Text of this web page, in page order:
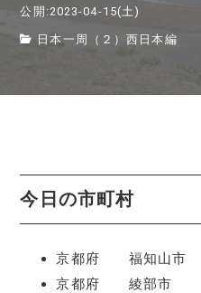
公開:2023-04-15(土)
日本一周（２）西日本編
今日の市町村
京都府 福知山市
京都府 綾部市